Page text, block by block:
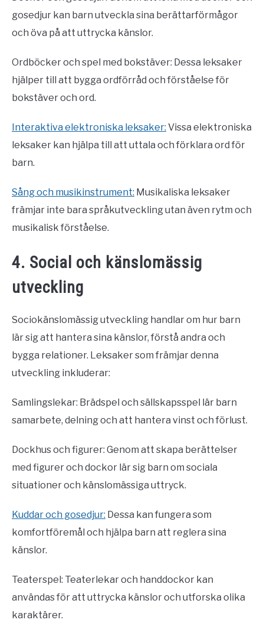
gosedjur kan barn utveckla sina berättarförmågor
och öva på att uttrycka känslor.
Ordböcker och spel med bokstäver: Dessa leksaker
hjälper till att bygga ordförråd och förståelse för
bokstäver och ord.
Interaktiva elektroniska leksaker: Vissa elektroniska
leksaker kan hjälpa till att uttala och förklara ord för
barn.
Sång och musikinstrument: Musikaliska leksaker
främjar inte bara språkutveckling utan även rytm och
musikalisk förståelse.
4. Social och känslomässig
utveckling
Sociokänslomässig utveckling handlar om hur barn
lär sig att hantera sina känslor, förstå andra och
bygga relationer. Leksaker som främjar denna
utveckling inkluderar:
Samlingslekar: Brädspel och sällskapsspel lär barn
samarbete, delning och att hantera vinst och förlust.
Dockhus och figurer: Genom att skapa berättelser
med figurer och dockor lär sig barn om sociala
situationer och känslomässiga uttryck.
Kuddar och gosedjur: Dessa kan fungera som
komfortföremål och hjälpa barn att reglera sina
känslor.
Teaterspel: Teaterlekar och handdockor kan
användas för att uttrycka känslor och utforska olika
karaktärer.